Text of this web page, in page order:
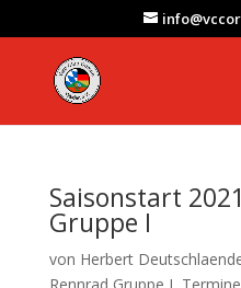
Saisonstart
Gruppe I
von Herbert